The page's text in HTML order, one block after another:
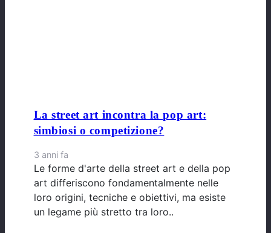
La street art incontra la pop art:
simbiosi o competizione?
3 anni fa
Le forme d'arte della street art e della pop
art differiscono fondamentalmente nelle
loro origini, tecniche e obiettivi, ma esiste
un legame più stretto tra loro..